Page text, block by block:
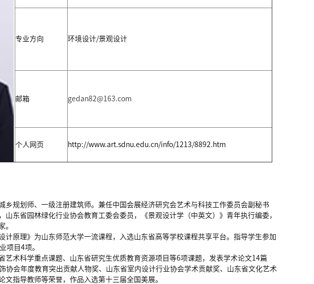
专业方向 环境设计/景观设计
邮箱 gedan82@163.com
个人网页 http://www.art.sdnu.edu.cn/info/1213/8892.htm
规划师、一级注册建筑师。兼任中国会展经济研究会艺术与科技工作委员会副秘书
东省园林绿化行业协会教育工委会委员，《景观设计学（中英文）》青年执行编委，
。
原理》为山东师范大学一流课程，入选山东省高等学校课程共享平台。指导学生参加
项目4项。
术科学重点课题、山东省研究生优质教育资源项目等6项课题，发表学术论文14篇
协会年度教育突出贡献人物奖、山东省室内设计行业协会学术贡献奖、山东省文化艺术
指导教师等荣誉，作品入选第十三届全国美展。